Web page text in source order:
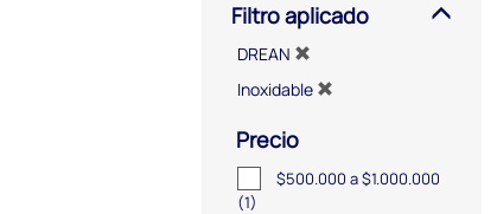
Filtro aplicado
DREAN
Inoxidable
Precio
$500.000 a $1.000.000
(1)